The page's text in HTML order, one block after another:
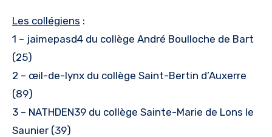
Les collégiens :
1 – jaimepasd4 du collège André Boulloche de Bart
(25)
2 – œil-de-lynx du collège Saint-Bertin d’Auxerre
(89)
3 – NATHDEN39 du collège Sainte-Marie de Lons le
Saunier (39)